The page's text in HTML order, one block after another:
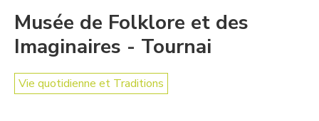
Musée de Folklore et des
Imaginaires - Tournai
Vie quotidienne et Traditions